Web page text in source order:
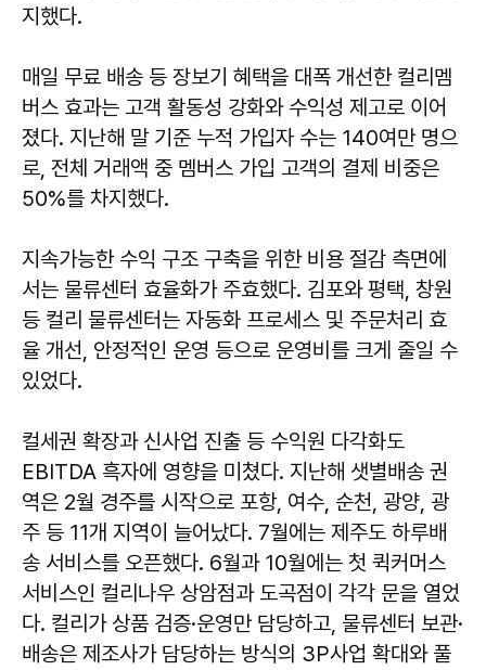
지했다.
매일 무료 배송 등 장보기 혜택을 대폭 개선한 컬리멤
버스 효과는 고객 활동성 강화와 수익성 제고로 이어
졌다. 지난해 말 기준 누적 가입자 수는 140여만 명으
로, 전체 거래액 중 멤버스 가입 고객의 결제 비중은
50%를 차지했다.
지속가능한 수익 구조 구축을 위한 비용 절감 측면에
서는 물류센터 효율화가 주효했다. 김포와 평택, 창원
등 컬리 물류센터는 자동화 프로세스 및 주문처리 효
율 개선, 안정적인 운영 등으로 운영비를 크게 줄일 수
있었다.
컬세권 확장과 신사업 진출 등 수익원 다각화도
EBITDA 흑자에 영향을 미쳤다. 지난해 샛별배송 권
역은 2월 경주를 시작으로 포항, 여수, 순천, 광양, 광
주 등 11개 지역이 늘어났다. 7월에는 제주도 하루배
송 서비스를 오픈했다. 6월과 10월에는 첫 퀵커머스
서비스인 컬리나우 상암점과 도곡점이 각각 문을 열었
다. 컬리가 상품 검증·운영만 담당하고, 물류센터 보관·
배송은 제조사가 담당하는 방식의 3P사업 확대와 풀